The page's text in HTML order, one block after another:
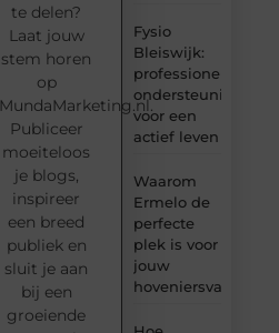
Fysio
Bleiswijk:
professionele
ondersteuning
voor een
actief leven
Waarom
Ermelo de
perfecte
plek is voor
jouw
te delen?
Laat jouw
stem horen
op
MundaMarketing.nl.
Publiceer
moeiteloos
je blogs,
inspireer
een breed
publiek en
sluit je aan
bij een
groeiende